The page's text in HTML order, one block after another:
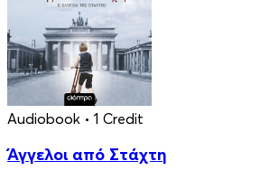
Audiobook • 1 Credit
Άγγελοι από Στάχτη